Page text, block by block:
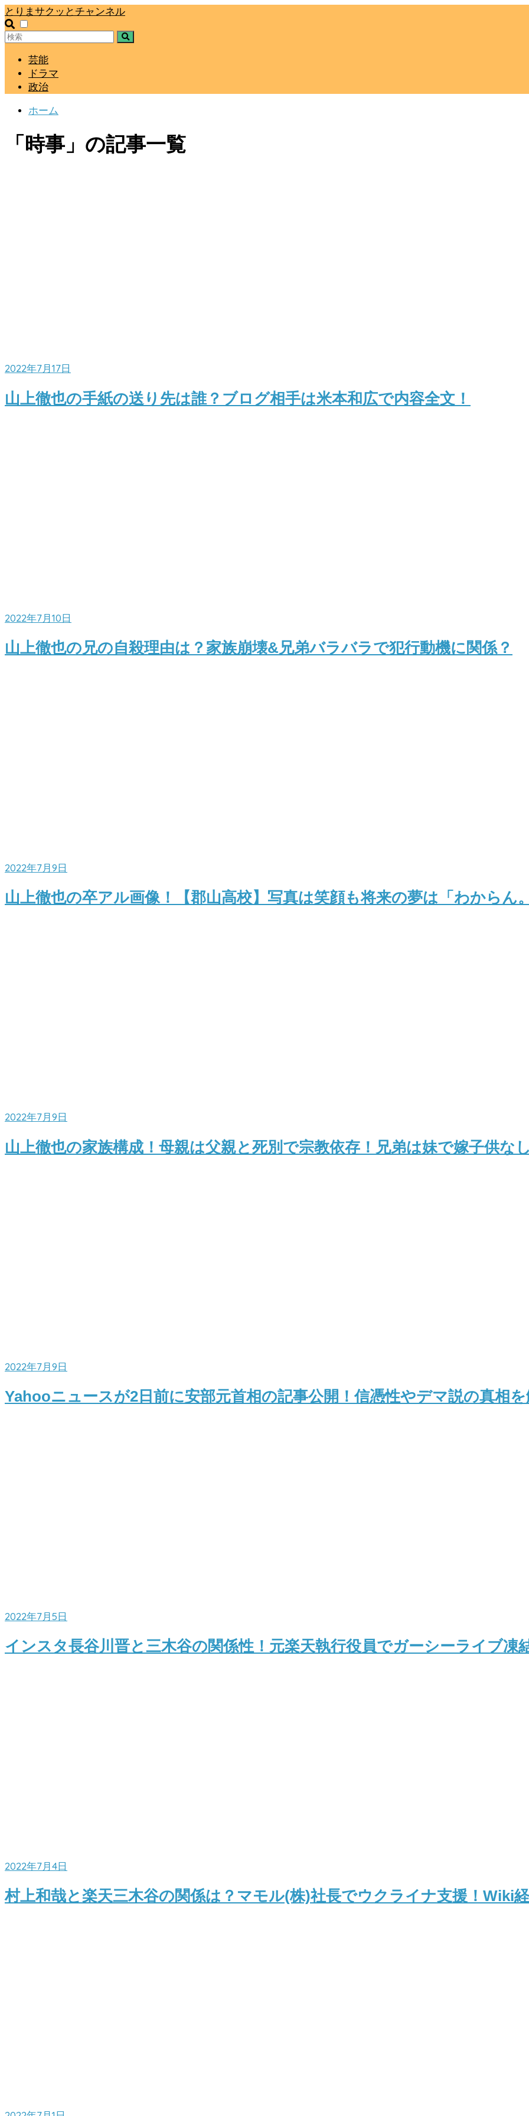
とりまサクッとチャンネル
芸能
ドラマ
政治
ホーム
「時事」の記事一覧
2022年7月17日
山上徹也の手紙の送り先は誰？ブログ相手は米本和広で内容全文！
2022年7月10日
山上徹也の兄の自殺理由は？家族崩壊&兄弟バラバラで犯行動機に関係？
2022年7月9日
山上徹也の卒アル画像！【郡山高校】写真は笑顔も将来の夢は「わからん
2022年7月9日
山上徹也の家族構成！母親は父親と死別で宗教依存！兄弟は妹で嫁子供な
2022年7月9日
Yahooニュースが2日前に安部元首相の記事公開！信憑性やデマ説の真相
2022年7月5日
インスタ長谷川晋と三木谷の関係性！元楽天執行役員でガーシーライブ凍
2022年7月4日
村上和哉と楽天三木谷の関係は？マモル(株)社長でウクライナ支援！Wiki